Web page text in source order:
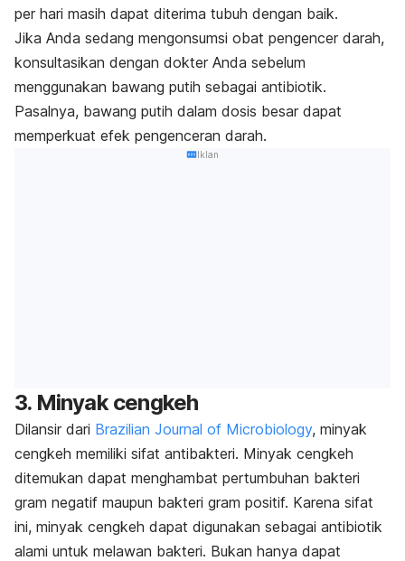
per hari masih dapat diterima tubuh dengan baik.
Jika Anda sedang mengonsumsi obat pengencer darah,
konsultasikan dengan dokter Anda sebelum
menggunakan bawang putih sebagai antibiotik.
Pasalnya, bawang putih dalam dosis besar dapat
memperkuat efek pengenceran darah.
Iklan
3. Minyak cengkeh
Dilansir dari Brazilian Journal of Microbiology, minyak
cengkeh memiliki sifat antibakteri. Minyak cengkeh
ditemukan dapat menghambat pertumbuhan bakteri
gram negatif maupun bakteri gram positif. Karena sifat
ini, minyak cengkeh dapat digunakan sebagai antibiotik
alami untuk melawan bakteri. Bukan hanya dapat